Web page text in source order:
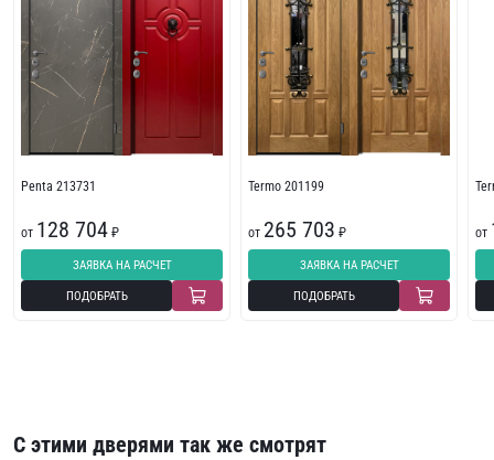
Penta 213731
от 128 704 ₽
ЗАЯВКА НА РАСЧЕТ
ПОДОБРАТЬ
Termo 201199
от 265 703 ₽
ЗАЯВКА НА РАСЧЕТ
ПОДОБРАТЬ
от
С этими дверями так же смотрят